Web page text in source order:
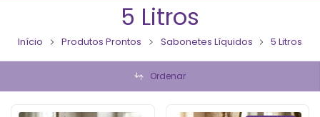
5 Litros
Início Produtos Prontos Sabonetes Líquidos 5 Litros
Ordenar